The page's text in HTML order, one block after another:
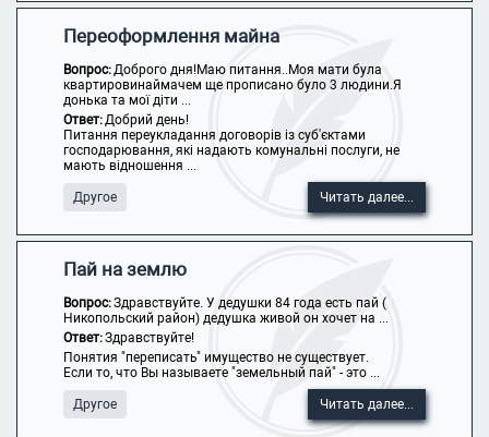
Переоформлення майна
Вопрос:Доброго дня!Маю питання..Моя мати була
квартировинаймачем ще прописано було 3 людини.Я
донька та мої діти ...
Ответ:Добрий день!
Питання переукладання договорів із суб'єктами
господарювання, які надають комунальні послуги, не
мають відношення ...
Другое Читать далее...
Пай на землю
Вопрос:Здравствуйте. У дедушки 84 года есть пай (
Никопольский район) дедушка живой он хочет на ...
Ответ:Здравствуйте!
Понятия "переписать" имущество не существует.
Если то, что Вы называете "земельный пай" - это ...
Другое Читать далее...